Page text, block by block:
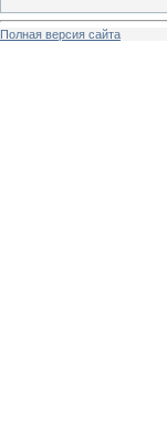
Полная версия сайта